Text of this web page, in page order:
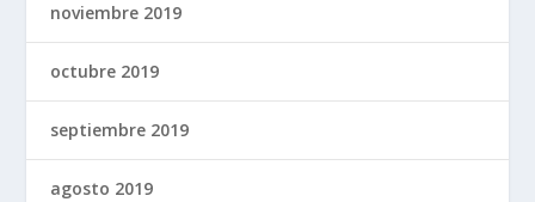
noviembre 2019
octubre 2019
septiembre 2019
agosto 2019